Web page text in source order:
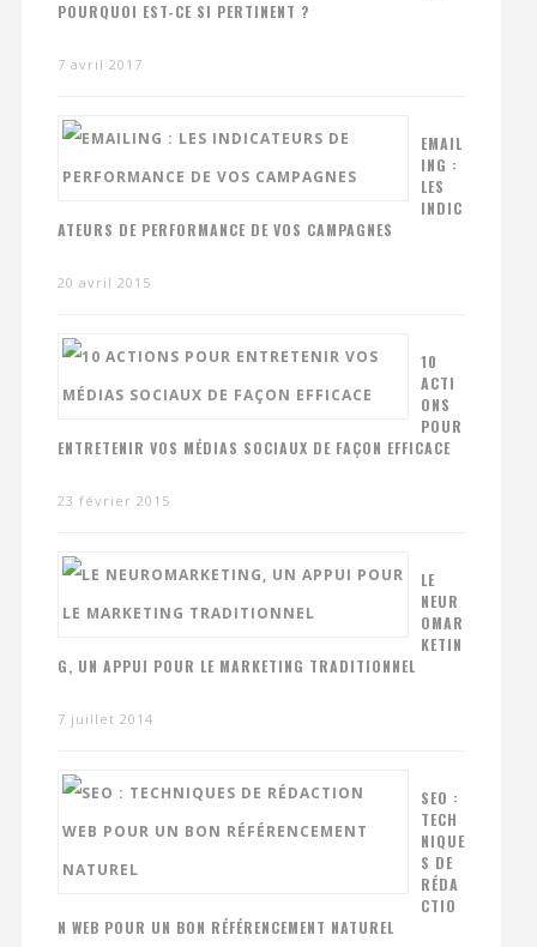
POURQUOI EST-CE SI PERTINENT ?
7 avril 2017
EMAIL
ING :
LES
INDIC
ATEURS DE PERFORMANCE DE VOS CAMPAGNES
20 avril 2015
10
ACTI
ONS
POUR
ENTRETENIR VOS MÉDIAS SOCIAUX DE FAÇON EFFICACE
23 février 2015
LE
NEUR
OMAR
KETIN
G, UN APPUI POUR LE MARKETING TRADITIONNEL
7 juillet 2014
SEO :
TECH
NIQUE
S DE
RÉDA
CTIO
N WEB POUR UN BON RÉFÉRENCEMENT NATUREL